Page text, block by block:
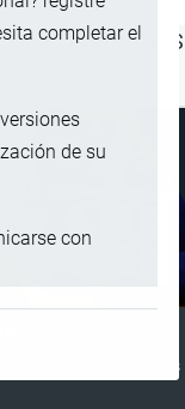
completar el
de su
con
DE CONTENIDOS
de Operadores